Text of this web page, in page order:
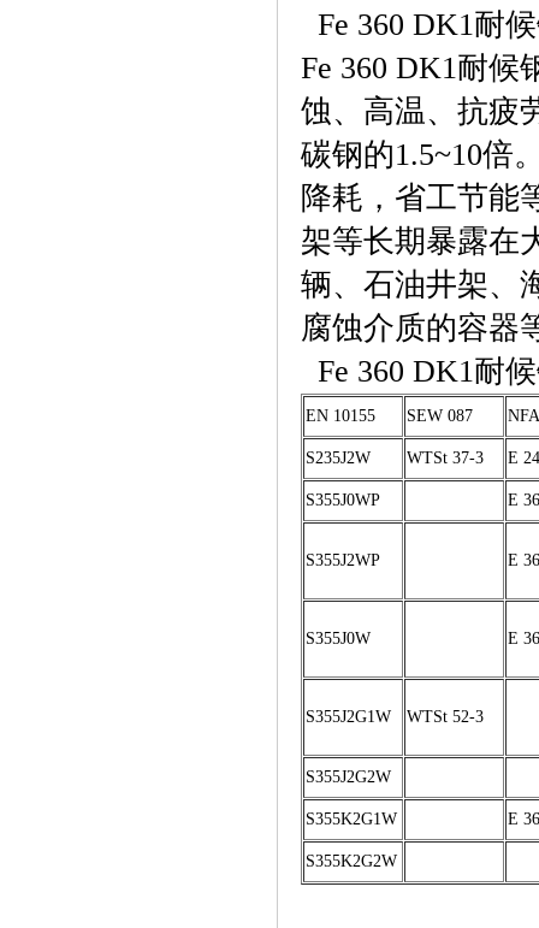
Fe 360 DK1耐
Fe 360 DK1耐候
蚀、高温、抗疲
碳钢的1.5~10倍
降耗，省工节能
架等长期暴露在
辆、石油井架、
腐蚀介质的容器
Fe 360 DK1耐
EN 10155 SEW 087
S235J2W WTSt 37-3 E
S355J0WP E
S355J2WP E
S355J0W E
S355J2G1W WTSt 52-3
S355J2G2W
S355K2G1W E
S355K2G2W